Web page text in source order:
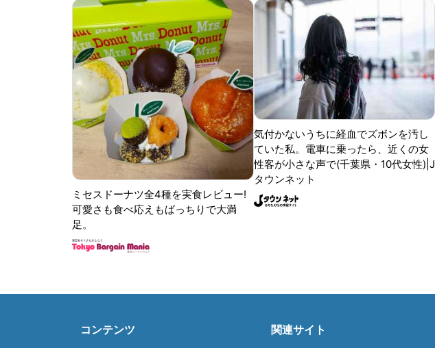
ミセスドーナツ全4種を実食レビュー!
可愛さも食べ応えもばっちりで大満
足。
気付かないうちに経血でズボンを汚し
ていた私。電車に乗ったら、近くの女
性客が小さな声で(千葉県・10代女性)|J
タウンネット
コンテンツ 関連サイト